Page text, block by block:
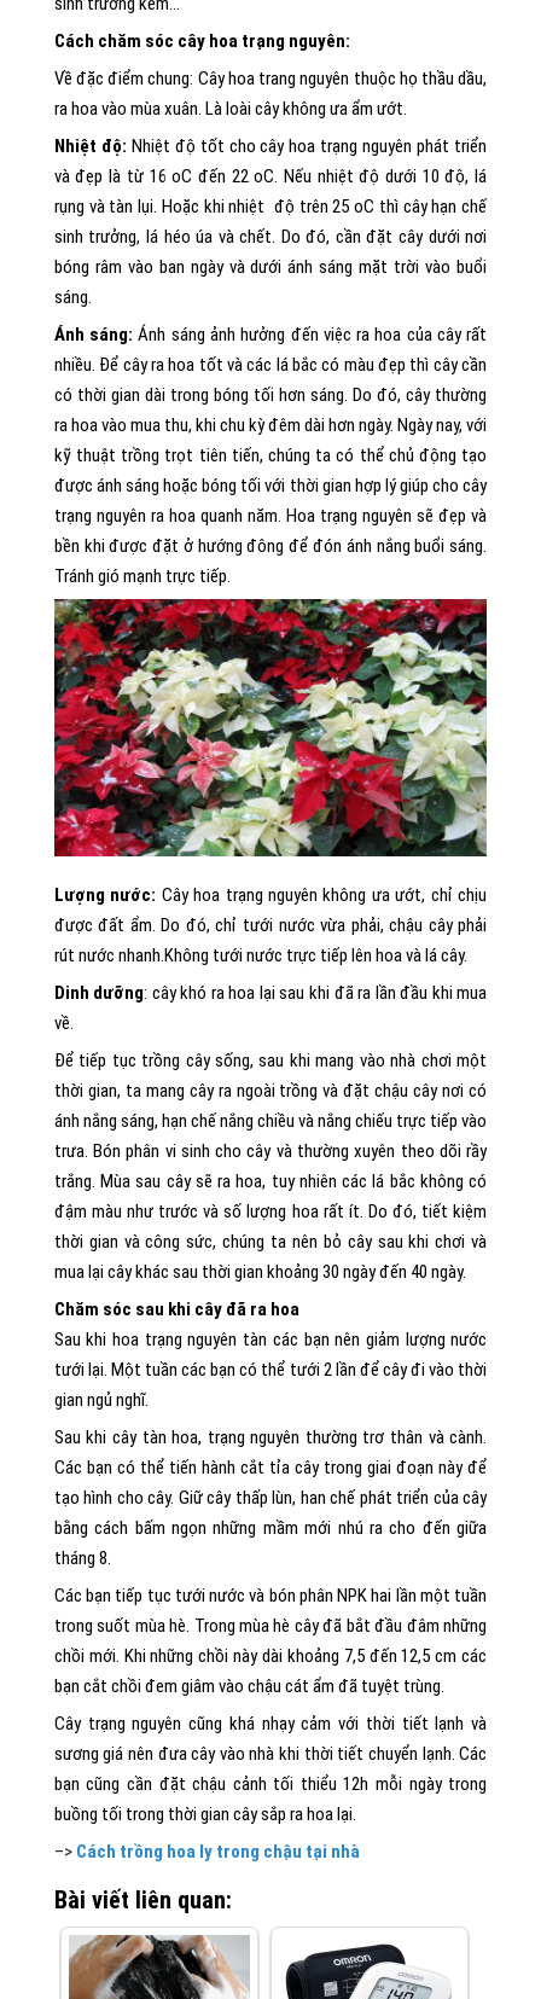
Cách chăm sóc cây hoa trạng nguyên:
Về đặc điểm chung: Cây hoa trang nguyên thuộc họ thầu dầu,
ra hoa vào mùa xuân. Là loài cây không ưa ẩm ướt.
Nhiệt độ: Nhiệt độ tốt cho cây hoa trạng nguyên phát triển
và đẹp là từ 16 oC đến 22 oC. Nếu nhiệt độ dưới 10 độ, lá
rụng và tàn lụi. Hoặc khi nhiệt độ trên 25 oC thì cây hạn chế
sinh trưởng, lá héo úa và chết. Do đó, cần đặt cây dưới nơi
bóng râm vào ban ngày và dưới ánh sáng mặt trời vào buổi
sáng.
Ánh sáng: Ánh sáng ảnh hưởng đến việc ra hoa của cây rất
nhiều. Để cây ra hoa tốt và các lá bắc có màu đẹp thì cây cần
có thời gian dài trong bóng tối hơn sáng. Do đó, cây thường
ra hoa vào mua thu, khi chu kỳ đêm dài hơn ngày. Ngày nay, với
kỹ thuật trồng trọt tiên tiến, chúng ta có thể chủ động tạo
được ánh sáng hoặc bóng tối với thời gian hợp lý giúp cho cây
trạng nguyên ra hoa quanh năm. Hoa trạng nguyên sẽ đẹp và
bền khi được đặt ở hướng đông để đón ánh nắng buổi sáng.
Tránh gió mạnh trực tiếp.
Lượng nước: Cây hoa trạng nguyên không ưa ướt, chỉ chịu
được đất ẩm. Do đó, chỉ tưới nước vừa phải, chậu cây phải
rút nước nhanh.Không tưới nước trực tiếp lên hoa và lá cây.
Dinh dưỡng: cây khó ra hoa lại sau khi đã ra lần đầu khi mua
về.
Để tiếp tục trồng cây sống, sau khi mang vào nhà chơi một
thời gian, ta mang cây ra ngoài trồng và đặt chậu cây nơi có
ánh nắng sáng, hạn chế nắng chiều và nắng chiếu trực tiếp vào
trưa. Bón phân vi sinh cho cây và thường xuyên theo dõi rầy
trắng. Mùa sau cây sẽ ra hoa, tuy nhiên các lá bắc không có
đậm màu như trước và số lượng hoa rất ít. Do đó, tiết kiệm
thời gian và công sức, chúng ta nên bỏ cây sau khi chơi và
mua lại cây khác sau thời gian khoảng 30 ngày đến 40 ngày.
Chăm sóc sau khi cây đã ra hoa
Sau khi hoa trạng nguyên tàn các bạn nên giảm lượng nước
tưới lại. Một tuần các bạn có thể tưới 2 lần để cây đi vào thời
gian ngủ nghĩ.
Sau khi cây tàn hoa, trạng nguyên thường trơ thân và cành.
Các bạn có thể tiến hành cắt tỉa cây trong giai đoạn này để
tạo hình cho cây. Giữ cây thấp lùn, han chế phát triển của cây
bằng cách bấm ngọn những mầm mới nhú ra cho đến giữa
tháng 8.
Các bạn tiếp tục tưới nước và bón phân NPK hai lần một tuần
trong suốt mùa hè. Trong mùa hè cây đã bắt đầu đâm những
chồi mới. Khi những chồi này dài khoảng 7,5 đến 12,5 cm các
bạn cắt chồi đem giâm vào chậu cát ẩm đã tuyệt trùng.
Cây trạng nguyên cũng khá nhạy cảm với thời tiết lạnh và
sương giá nên đưa cây vào nhà khi thời tiết chuyển lạnh. Các
bạn cũng cần đặt chậu cảnh tối thiểu 12h mỗi ngày trong
buồng tối trong thời gian cây sắp ra hoa lại.
–> Cách trồng hoa ly trong chậu tại nhà
Bài viết liên quan: